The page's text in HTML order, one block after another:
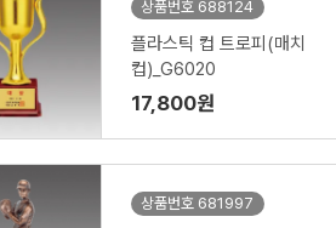
상품번호 688124
플라스틱 컵 트로피(매치
컵)_G6020
17,800원
상품번호 681997